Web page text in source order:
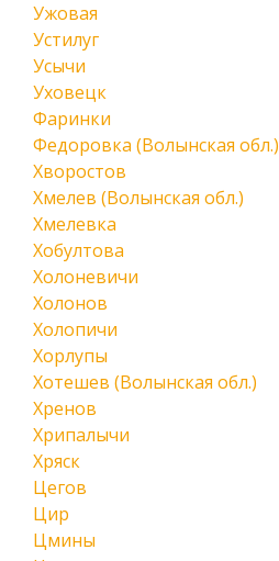
Ужовая
Устилуг
Усычи
Уховецк
Фаринки
Федоровка (Волынская обл.)
Хворостов
Хмелев (Волынская обл.)
Хмелевка
Хобултова
Холоневичи
Холонов
Холопичи
Хорлупы
Хотешев (Волынская обл.)
Хренов
Хрипалычи
Хряск
Цегов
Цир
Цмины